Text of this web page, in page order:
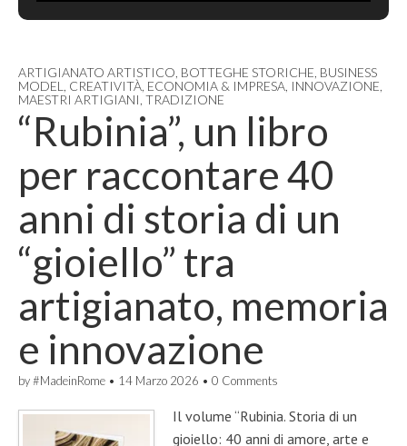
ARTIGIANATO ARTISTICO BOTTEGHE STORICHE BUSINESS
MODEL
CREATIVITÀ ECONOMIA & IMPRESA INNOVAZIONE
MAESTRI ARTIGIANI TRADIZIONE
“Rubinia”, un libro
per raccontare 40
anni di storia di un
“gioiello” tra
artigianato, memoria
e innovazione
by#MadeinRome • 14 Marzo 2026 • 0 Comments
Il volume “Rubinia. Storia di un
gioiello: 40 anni di amore, arte e